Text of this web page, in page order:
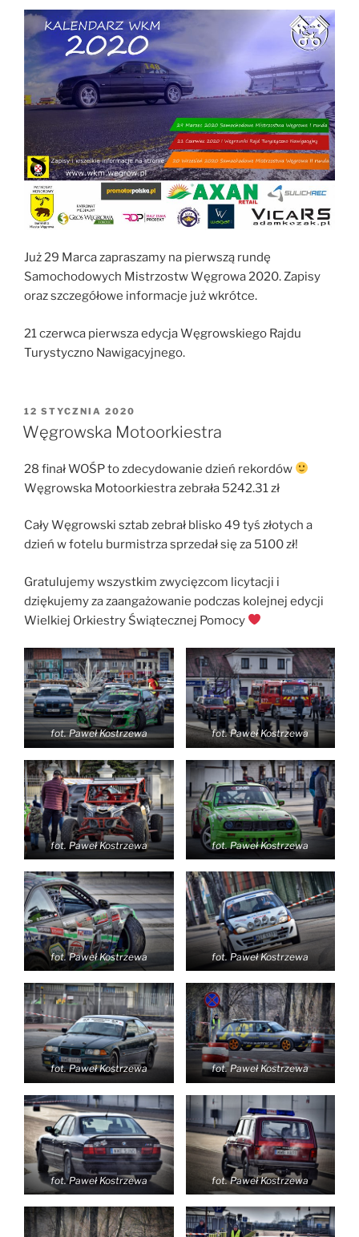
Już 29 Marca zapraszamy na pierwszą rundę
Samochodowych Mistrzostw Węgrowa 2020. Zapisy
oraz szczegółowe informacje już wkrótce.
21 czerwca pierwsza edycja Węgrowskiego Rajdu
Turystyczno Nawigacyjnego.
OPUBLIKOWANE
W
12 STYCZNIA 2020
Węgrowska Motoorkiestra
28 finał WOŚP to zdecydowanie dzień rekordów
Węgrowska Motoorkiestra zebrała 5242.31 zł
Cały Węgrowski sztab zebrał blisko 49 tyś złotych a
dzień w fotelu burmistrza sprzedał się za 5100 zł!
Gratulujemy wszystkim zwycięzcom licytacji i
dziękujemy za zaangażowanie podczas kolejnej edycji
Wielkiej Orkiestry Świątecznej Pomocy
fot. Paweł Kostrzewa fot. Paweł Kostrzewa
fot. Paweł Kostrzewa fot. Paweł Kostrzewa
fot. Paweł Kostrzewa fot. Paweł Kostrzewa
fot. Paweł Kostrzewa fot. Paweł Kostrzewa
fot. Paweł Kostrzewa fot. Paweł Kostrzewa